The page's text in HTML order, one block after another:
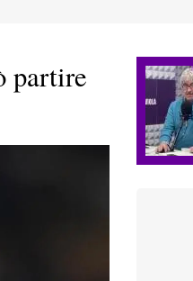
partire